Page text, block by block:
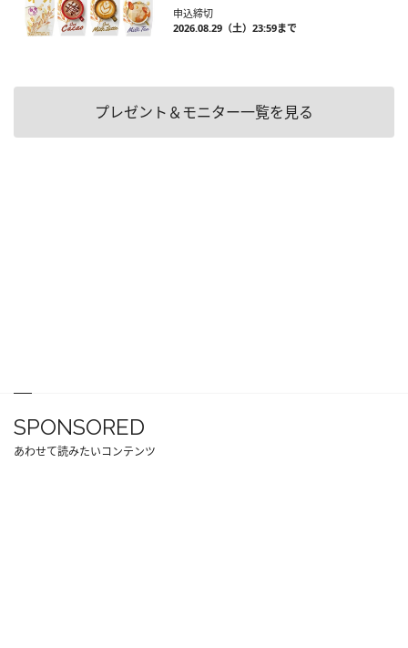
申込締切
2026.08.29（土）23:59まで
プレゼント＆モニター一覧を見る
SPONSORED
あわせて読みたいコンテンツ